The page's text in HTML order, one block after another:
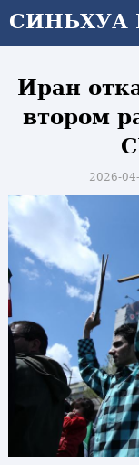
СИНЬХУА
СИНЬХУА
Иран
втором
2026-